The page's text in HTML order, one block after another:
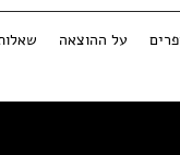
על ההוצאה